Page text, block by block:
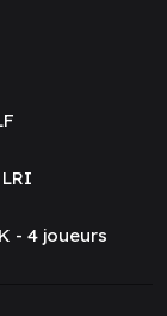
- 4 joueurs